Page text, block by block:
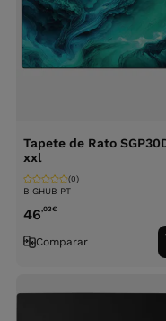
Tapete de Rato
xxl
BIGHUB PT
(0)
46,03€
Comparar